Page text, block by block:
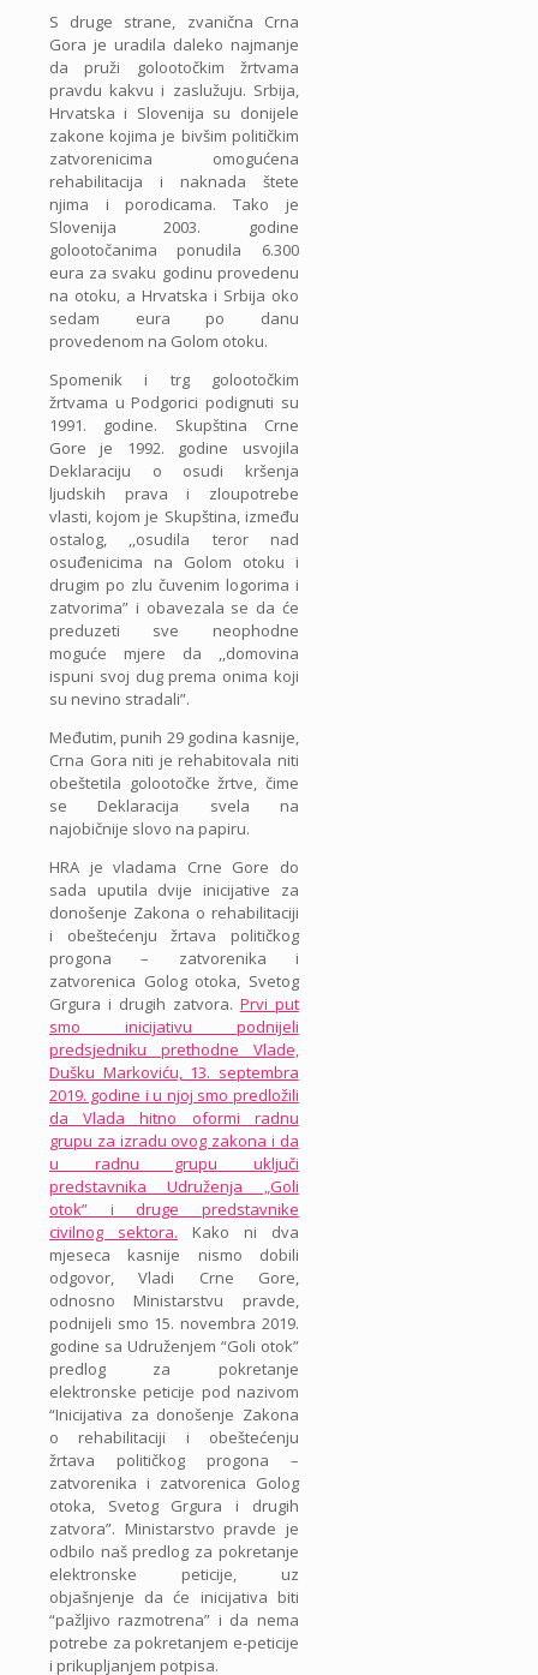
S druge strane, zvanična Crna
Gora je uradila daleko najmanje
da pruži golootočkim žrtvama
pravdu kakvu i zaslužuju. Srbija,
Hrvatska i Slovenija su donijele
zakone kojima je bivšim političkim
zatvorenicima omogućena
rehabilitacija i naknada štete
njima i porodicama. Tako je
Slovenija 2003. godine
golootočanima ponudila 6.300
eura za svaku godinu provedenu
na otoku, a Hrvatska i Srbija oko
sedam eura po danu
provedenom na Golom otoku.
Spomenik i trg golootočkim
žrtvama u Podgorici podignuti su
1991. godine. Skupština Crne
Gore je 1992. godine usvojila
Deklaraciju o osudi kršenja
ljudskih prava i zloupotrebe
vlasti, kojom je Skupština, između
ostalog, ,,osudila teror nad
osuđenicima na Golom otoku i
drugim po zlu čuvenim logorima i
zatvorima” i obavezala se da će
preduzeti sve neophodne
moguće mjere da ,,domovina
ispuni svoj dug prema onima koji
su nevino stradali”.
Međutim, punih 29 godina kasnije,
Crna Gora niti je rehabitovala niti
obeštetila golootočke žrtve, čime
se Deklaracija svela na
najobičnije slovo na papiru.
HRA je vladama Crne Gore do
sada uputila dvije inicijative za
donošenje Zakona o rehabilitaciji
i obeštećenju žrtava političkog
progona – zatvorenika i
zatvorenica Golog otoka, Svetog
Grgura i drugih zatvora. Prvi put
smo inicijativu podnijeli
predsjedniku prethodne Vlade,
Dušku Markoviću, 13. septembra
2019. godine i u njoj smo predložili
da Vlada hitno oformi radnu
grupu za izradu ovog zakona i da
u radnu grupu uključi
predstavnika Udruženja „Goli
otok” i druge predstavnike
civilnog sektora. Kako ni dva
mjeseca kasnije nismo dobili
odgovor, Vladi Crne Gore,
odnosno Ministarstvu pravde,
podnijeli smo 15. novembra 2019.
godine sa Udruženjem “Goli otok”
predlog za pokretanje
elektronske peticije pod nazivom
“Inicijativa za donošenje Zakona
o rehabilitaciji i obeštećenju
žrtava političkog progona –
zatvorenika i zatvorenica Golog
otoka, Svetog Grgura i drugih
zatvora”. Ministarstvo pravde je
odbilo naš predlog za pokretanje
elektronske peticije, uz
objašnjenje da će inicijativa biti
“pažljivo razmotrena” i da nema
potrebe za pokretanjem e-peticije
i prikupljanjem potpisa.